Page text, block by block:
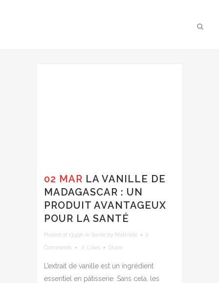
02 MAR LA VANILLE DE
MADAGASCAR : UN
PRODUIT AVANTAGEUX
POUR LA SANTÉ
Posted at 13:49h in Santé by Mathilde
0
Comments
0 Likes Share
L’extrait de vanille est un ingrédient
essentiel en pâtisserie. Sans cela, les